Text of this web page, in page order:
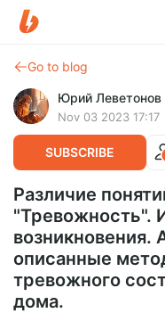
Go to blog
Юрий Леветонов
Nov 03 2023 17:17
SUBSCRIBE
Различие
"Тревожность".
возникновения.
описанные
тревожного
дома.